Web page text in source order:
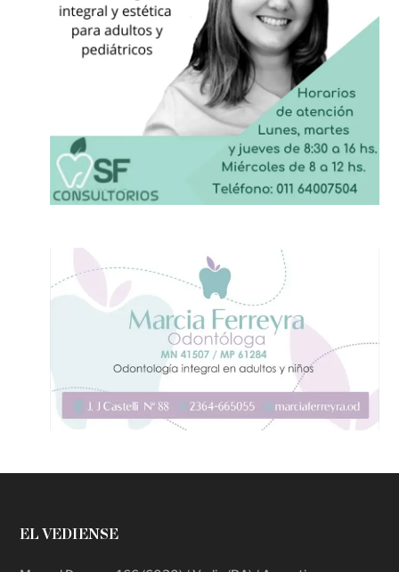
EL VEDIENSE